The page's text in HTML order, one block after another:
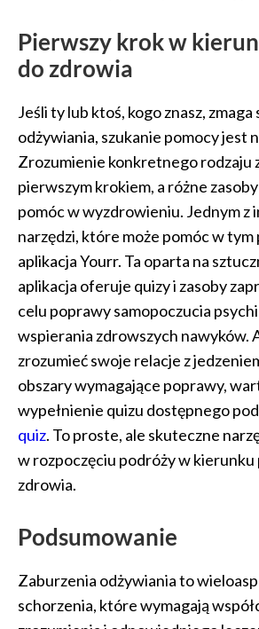
Pierwszy krok w
do zdrowia
Jeśli ty lub ktoś, kogo znasz, zmaga
odżywiania, szukanie pomocy jest
Zrozumienie konkretnego rodzaju
pierwszym krokiem, a różne
pomóc w wyzdrowieniu. Jednym z
narzędzi, które może pomóc w
aplikacja Yourr. Ta oparta na
aplikacja oferuje quizy i zasoby
celu poprawy samopoczucia
wspierania zdrowszych nawyków.
zrozumieć swoje relacje z
obszary wymagające poprawy,
wypełnienie quizu dostępnego
quiz. To proste, ale skuteczne
w rozpoczęciu podróży w
zdrowia.
Podsumowanie
Zaburzenia odżywiania to
schorzenia, które wymagają